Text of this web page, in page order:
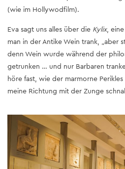
(wie im Hollywodfilm).
Eva sagt uns alles über die Kylix,
man in der Antike Wein trank, „aber
denn Wein wurde während der
getrunken … und nur Barbaren
höre fast, wie der marmorne
meine Richtung mit der Zunge